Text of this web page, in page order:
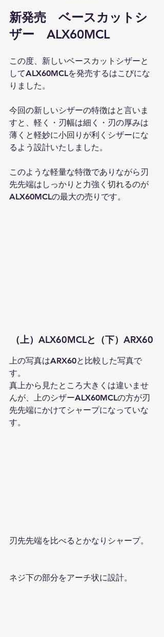
新発売　ベースカットシ
ザー　ALX60MCL
この度、新しいベースカットシザーと
してALX60MCLを発売するはこびにな
りました。
今回の新しいシザーの特徴はと言いま
すと、軽く・刃幅は細く・刃の厚みは
薄くと軽妙に小回りが利くシザーにな
るよう設計いたしました。
このような軽量な特徴でありながら刃
先先端はしっかりと力強く切れるのが
ALX60MCLの最大の売りです。
（上）ALX60MCLと（下）ARX60
上の写真はARX60と比較した写真で
す。
真上から見たところ大きくは違いませ
んが、上のシザーALX60MCLの方が刃
先先端にかけてシャープになっていな
す。
刃先先端を比べるとかなりシャープ。
ネジ下の部分をアーチ状に設計。